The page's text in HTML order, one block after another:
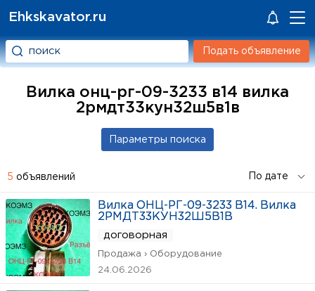
Ehkskavator.ru
Подать объявление
Вилка онц-рг-09-3233 в14 вилка
2рмдт33кун32ш5в1в
5 объявлений
Вилка ОНЦ-РГ-09-3233 В14. Вилка
2РМДТ33КУН32Ш5В1В
договорная
Продажа › Оборудование
24.06.2026